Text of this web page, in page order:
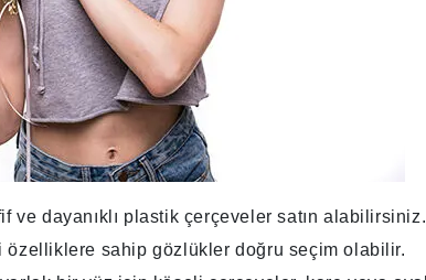
ve dayanıklı plastik çerçeveler satın alabilirsiniz.
özelliklere sahip gözlükler doğru seçim olabilir.